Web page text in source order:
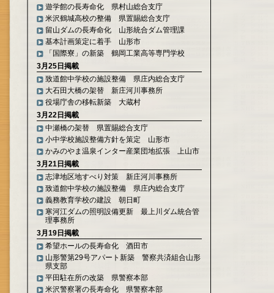
遊学館の長寿命化 県村山総合支庁
米沢鶴城高校の整備 県置賜総合支庁
留山ダムの長寿命化 山形統合ダム管理課
基本計画策定に着手 山形市
「国際寮」の新築 鶴岡工業高等専門学校
3月25日掲載
致道館中学校の施設整備 県庄内総合支庁
大石田大橋の架替 新庄河川事務所
役場庁舎の移転新築 大蔵村
3月22日掲載
中瀬橋の架替 県置賜総合支庁
小中学校施設整備方針を策定 山形市
かみのやま温泉インター産業団地拡張 上山市
3月21日掲載
志津地区地すべり対策 新庄河川事務所
致道館中学校の施設整備 県庄内総合支庁
義務教育学校の建設 朝日町
寒河江ダムの照明設備更新 最上川ダム統合管
理事務所
3月19日掲載
希望ホールの長寿命化 酒田市
山形警第29号アパート新築 警察共済組合山形
県支部
平田駐在所の改築 県警察本部
米沢警察署の長寿命化 県警察本部